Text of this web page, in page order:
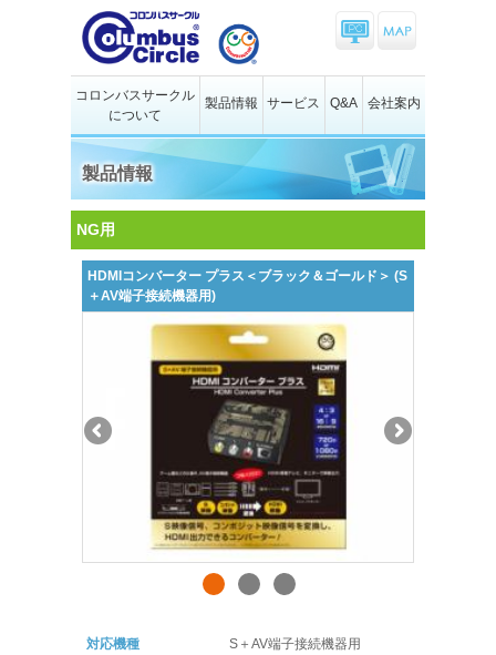
コロンバスサークル
について
製品情報 サービス Q&A 会社案内
製品情報
NG用
HDMIコンバーター プラス＜ブラック＆ゴールド＞ (S
＋AV端子接続機器用)
対応機種
S＋AV端子接続機器用